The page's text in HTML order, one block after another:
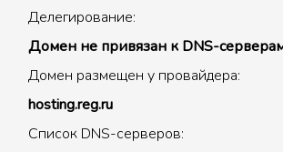
Делегирование:
Домен не привязан к DNS-
Домен размещен у провайдера:
hosting.reg.ru
Список DNS-серверов: